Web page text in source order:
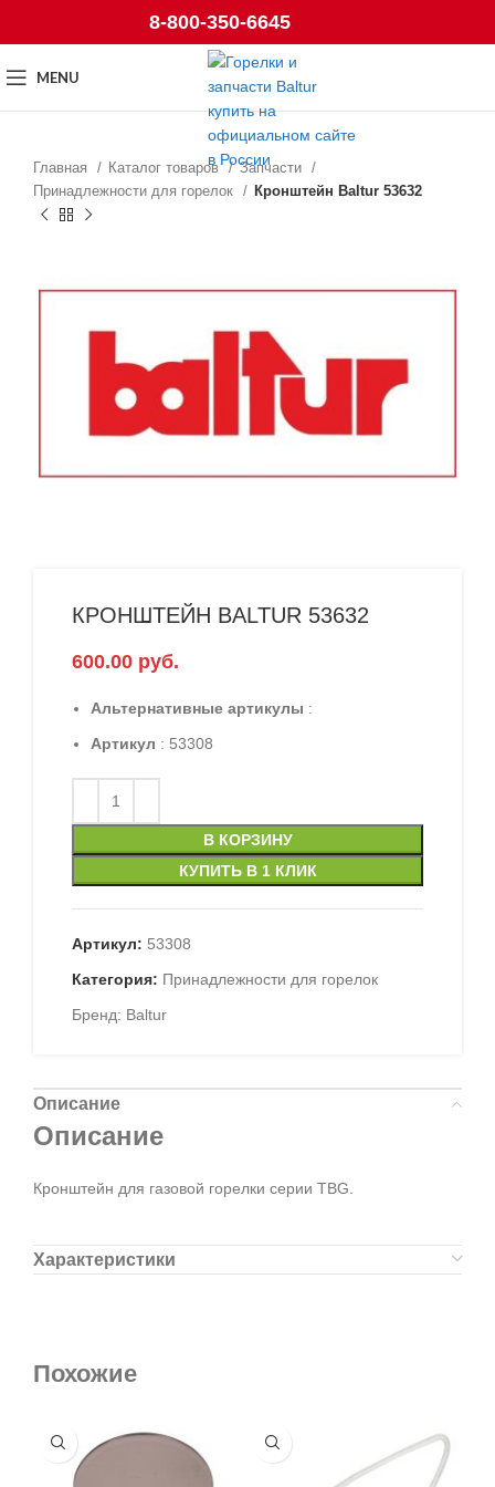
8-800-350-6645
MENU
Главная Каталог товаров
Запчасти
Принадлежности для горелок
Кронштейн Baltur 53632
КРОНШТЕЙН BALTUR 53632
600.00 руб.
Альтернативные артикулы :
Артикул : 53308
В КОРЗИНУ
КУПИТЬ В 1 КЛИК
Артикул: 53308
Категория: Принадлежности для горелок
Бренд: Baltur
Описание
Описание
Кронштейн для газовой горелки серии TBG.
Характеристики
Похожие